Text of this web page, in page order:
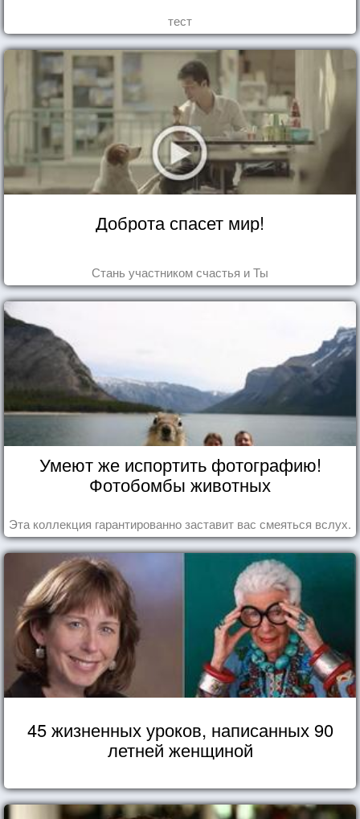
тест
Доброта спасет мир!
Стань участником счастья и Ты
Умеют же испортить фотографию!
Фотобомбы животных
Эта коллекция гарантированно заставит вас смеяться вслух.
45 жизненных уроков, написанных 90
летней женщиной